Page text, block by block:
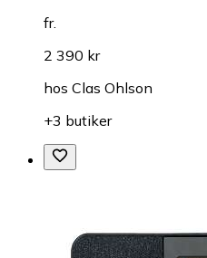
fr.
2 390 kr
hos Clas Ohlson
+3 butiker